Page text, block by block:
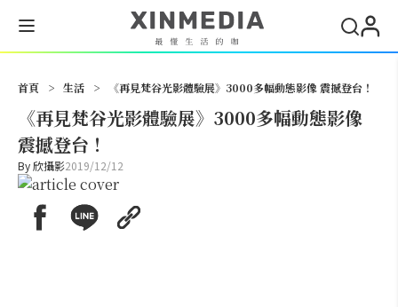
首頁 > 生活 > 《再見梵谷光影體驗展》3000多幅動態影像 震撼登台！
《再見梵谷光影體驗展》3000多幅動態影像
震撼登台！
By欣攝影2019/12/12